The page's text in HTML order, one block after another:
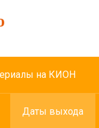
на КИОН
Даты выхода